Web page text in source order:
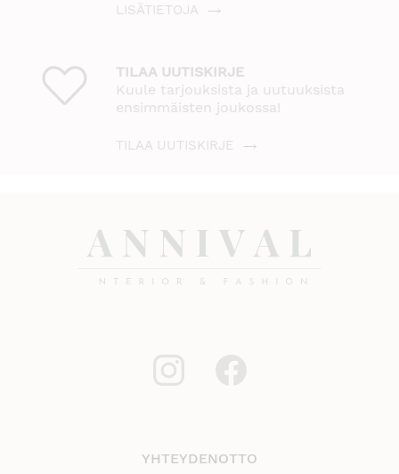
LISÄTIETOJA
TILAA UUTISKIRJE
Kuule tarjouksista ja uutuuksista
ensimmäisten joukossa!
TILAA UUTISKIRJE
YHTEYDENOTTO